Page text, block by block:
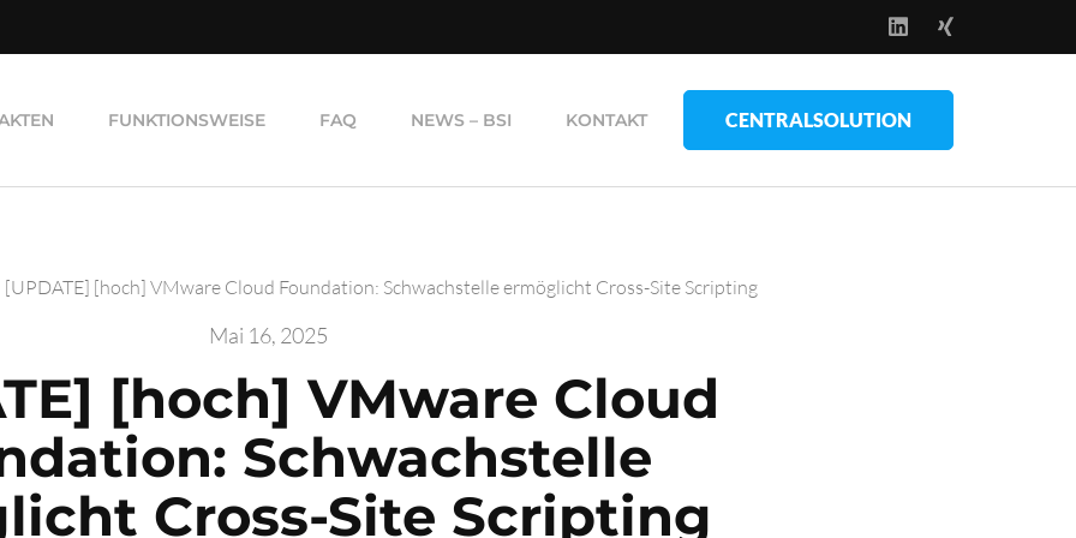
FUNKTIONSWEISE FAQ NEWS – BSI KONTAKT CENTRALSOLUTION
[UPDATE] [hoch] VMware Cloud Foundation: Schwachstelle ermöglicht Cross-Site Scripting
Mai 16, 2025
[hoch] VMware Cloud
Schwachstelle
Cross-Site Scripting